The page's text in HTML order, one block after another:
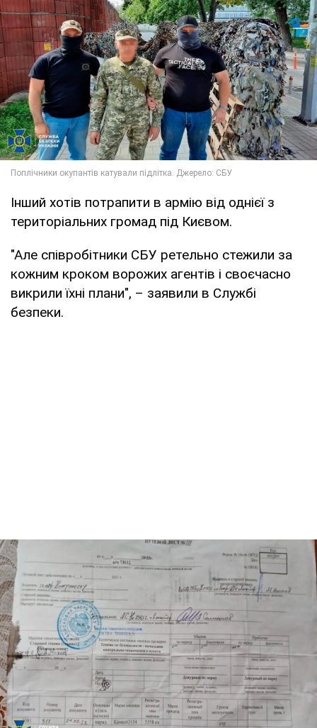
Інший хотів потрапити в армію від однієї з
територіальних громад під Києвом.
"Але співробітники СБУ ретельно стежили за
кожним кроком ворожих агентів і своєчасно
викрили їхні плани", – заявили в Службі
безпеки.